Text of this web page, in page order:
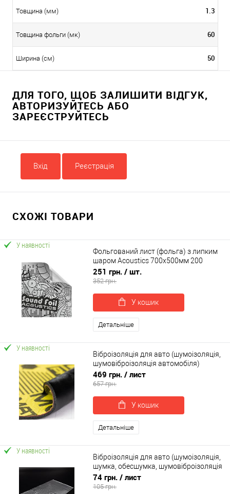
Товщина (мм) 1.3
Товщина фольги (мк) 60
Ширина (cм) 50
ДЛЯ ТОГО, ЩОБ ЗАЛИШИТИ ВІДГУК,
АВТОРИЗУЙТЕСЬ АБО
ЗАРЕЄСТРУЙТЕСЬ
Вхід Реєстрація
СХОЖІ ТОВАРИ
У наявності
Фольгований лист (фольга) з липким
шаром Acoustics 700х500мм 200
мікронів (SoundFoil)
251 грн. / шт.
352 грн.
У кошик
Детальніше
У наявності
Віброізоляція для авто (шумоізоляція,
шумовіброізоляція автомобіля)
SoundProOFF MULTIMAT PRO 70*50см
(sp-0055)
469 грн. / лист
657 грн.
У кошик
Детальніше
У наявності
Віброізоляція для авто (шумоізоляція,
шумка, обесшумка, шумовіброізоляція
автомобіля) SoundProOFF M1 (sp-
0001)
74 грн. / лист
105 грн.